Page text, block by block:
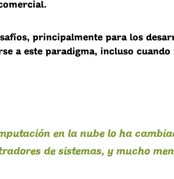
principalmente para los
a este paradigma, incluso cuando
en la nube lo ha
de sistemas, y mucho